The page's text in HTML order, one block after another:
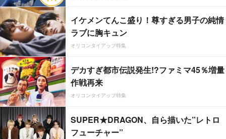
イケメンてんこ盛り！尊すぎる男子の純情
ラブに胸キュン
オリコンタイアップ特集
デカすぎ都市伝説発生!?ファミマ45％増量
作戦再来
オリコンタイアップ特集
SUPER★DRAGON、自ら描いた”レトロ
フューチャー”